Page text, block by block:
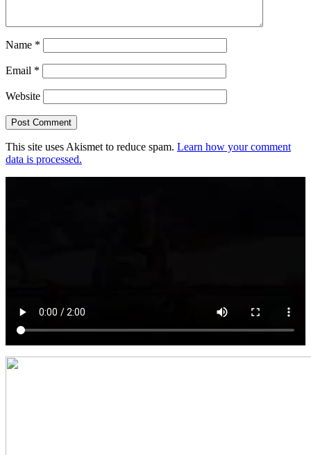
Name *
Email *
Website
This site uses Akismet to reduce spam. Learn how your comment
data is processed.